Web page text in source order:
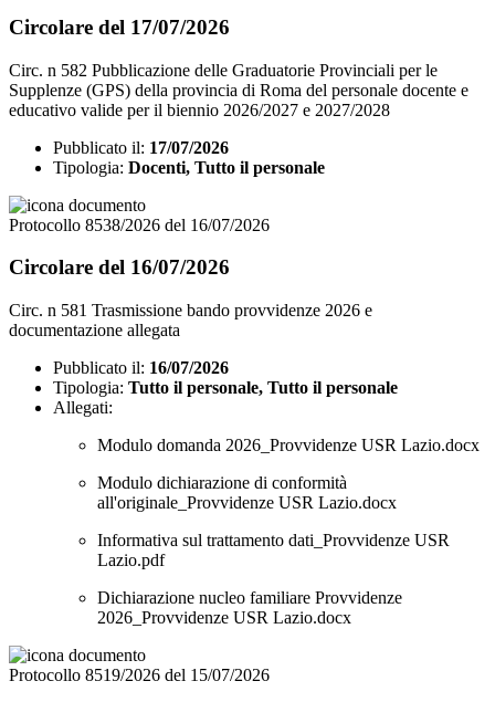
Circolare del 17/07/2026
Circ. n 582 Pubblicazione delle Graduatorie Provinciali per le
Supplenze (GPS) della provincia di Roma del personale docente e
educativo valide per il biennio 2026/2027 e 2027/2028
Pubblicato il: 17/07/2026
Tipologia: Docenti, Tutto il personale
Protocollo 8538/2026 del 16/07/2026
Circolare del 16/07/2026
Circ. n 581 Trasmissione bando provvidenze 2026 e
documentazione allegata
Pubblicato il: 16/07/2026
Tipologia: Tutto il personale, Tutto il personale
Allegati:
Modulo domanda 2026_Provvidenze USR Lazio.docx
Modulo dichiarazione di conformità
all'originale_Provvidenze USR Lazio.docx
Informativa sul trattamento dati_Provvidenze USR
Lazio.pdf
Dichiarazione nucleo familiare Provvidenze
2026_Provvidenze USR Lazio.docx
Protocollo 8519/2026 del 15/07/2026